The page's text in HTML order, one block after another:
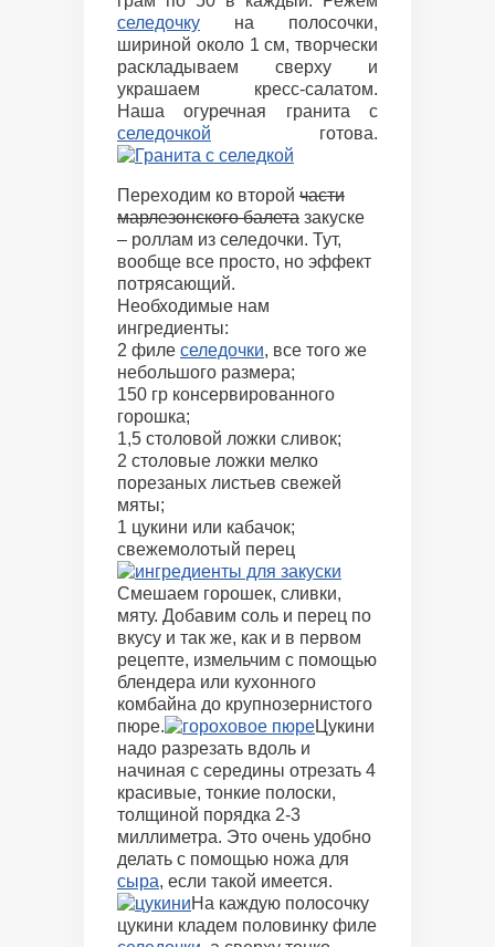
селедочку на полосочки,
шириной около 1 см, творчески
раскладываем сверху и
украшаем кресс-салатом.
Наша огуречная гранита с
селедочкой готова.
Переходим ко второй части
марлезонского балета закуске
– роллам из селедочки. Тут,
вообще все просто, но эффект
потрясающий.
Необходимые нам
ингредиенты:
2 филе селедочки, все того же
небольшого размера;
150 гр консервированного
горошка;
1,5 столовой ложки сливок;
2 столовые ложки мелко
порезаных листьев свежей
мяты;
1 цукини или кабачок;
свежемолотый перец
Смешаем горошек, сливки,
мяту. Добавим соль и перец по
вкусу и так же, как и в первом
рецепте, измельчим с помощью
блендера или кухонного
комбайна до крупнозернистого
пюре.
Цукини
надо разрезать вдоль и
начиная с середины отрезать 4
красивые, тонкие полоски,
толщиной порядка 2-3
миллиметра. Это очень удобно
делать с помощью ножа для
сыра, если такой имеется.
На каждую полосочку
цукини кладем половинку филе